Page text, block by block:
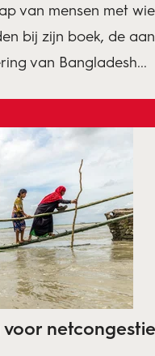
van mensen met
bij zijn boek, de
van Bangladesh...
netcongestie